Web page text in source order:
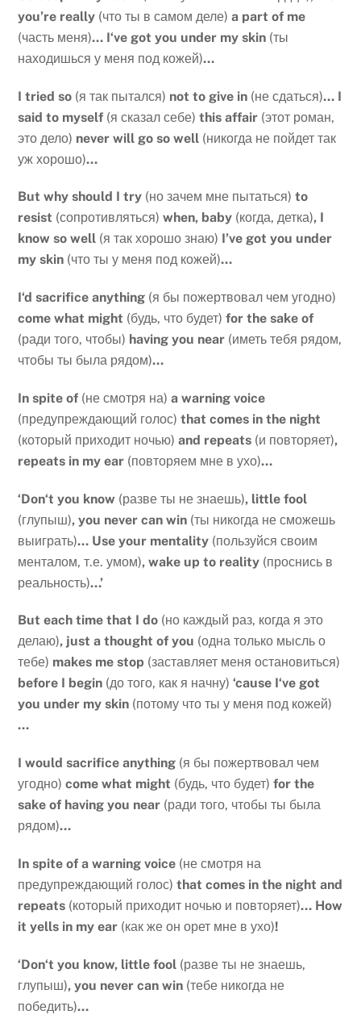
you’re really (что ты в самом деле) a part of me
(часть меня)… I‘ve got you under my skin (ты
находишься у меня под кожей)…
I tried so (я так пытался) not to give in (не сдаться)… I
said to myself (я сказал себе)this affair (этот роман,
это дело) never will go so well (никогда не пойдет так
уж хорошо)…
But why should I try (но зачем мне пытаться)to
resist (сопротивляться)when, baby (когда, детка), I
know so well (я так хорошо знаю) I’ve got you under
my skin (что ты у меня под кожей)…
I‘d sacrifice anything (я бы пожертвовал чем угодно)
come what might (будь, что будет)for the sake of
(ради того, чтобы) having you near (иметь тебя рядом,
чтобы ты была рядом)…
In spite of (не смотря на)a warning voice
(предупреждающий голос)that comes in the night
(который приходит ночью)and repeats (и повторяет),
repeats in my ear (повторяем мне в ухо)…
‘Don‘t you know (разве ты не знаешь), little fool
(глупыш),you never can win (ты никогда не сможешь
выиграть)… Use your mentality (пользуйся своим
менталом, т.е. умом),wake up to reality (проснись в
реальность)…’
But each time that I do (но каждый раз, когда я это
делаю), just a thought of you (одна только мысль о
тебе) makes me stop (заставляет меня остановиться)
before I begin (до того, как я начну) ‘cause I‘ve got
you under my skin (потому что ты у меня под кожей)
…
I would sacrifice anything (я бы пожертвовал чем
угодно)come what might (будь, что будет)for the
sake of having you near (ради того, чтобы ты была
рядом)…
In spite of a warning voice (не смотря на
предупреждающий голос)that comes in the night and
repeats (который приходит ночью и повторяет)… How
it yells in my ear (как же он орет мне в ухо)!
‘Don‘t you know, little fool (разве ты не знаешь,
глупыш),you never can win (тебе никогда не
победить)…